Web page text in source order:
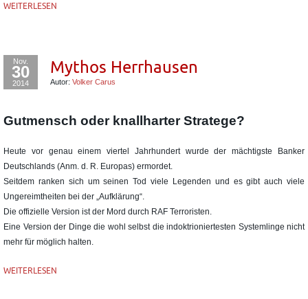
WEITERLESEN
Nov.
30
2014
Mythos Herrhausen
Autor: Volker Carus
Gutmensch oder knallharter Stratege?
Heute vor genau einem viertel Jahrhundert wurde der mächtigste Banker
Deutschlands (Anm. d. R. Europas) ermordet.
Seitdem ranken sich um seinen Tod viele Legenden und es gibt auch viele
Ungereimtheiten bei der „Aufklärung“.
Die offizielle Version ist der Mord durch RAF Terroristen.
Eine Version der Dinge die wohl selbst die indoktrioniertesten Systemlinge nicht
mehr für möglich halten.
WEITERLESEN